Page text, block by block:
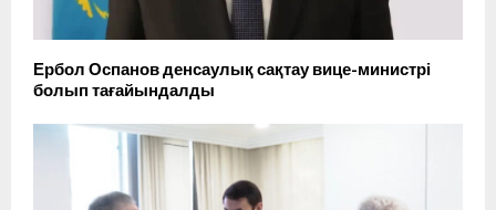
Ербол Оспанов денсаулық сақтау вице-министрі
болып тағайындалды